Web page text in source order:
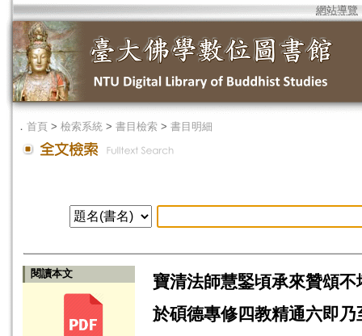
網站導覽
． 首頁 > 檢索系統 > 書目檢索 > 書目明細
閱讀本文
寶清法師慧鋻頃承來贊頌
於碩德專修四教精通六即